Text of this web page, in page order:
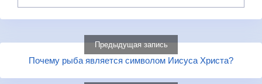
Предыдущая запись
Почему рыба является символом Иисуса Христа?